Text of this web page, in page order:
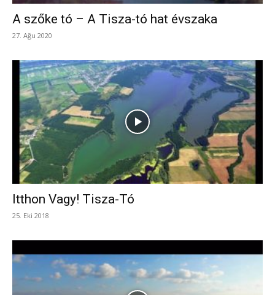
A szőke tó – A Tisza-tó hat évszaka
27. Ağu 2020
Itthon Vagy! Tisza-Tó
25. Eki 2018